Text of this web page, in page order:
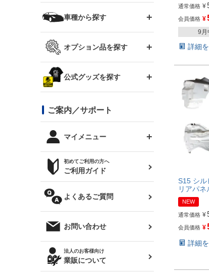
レーシングライン
アタックライン
ストリームライン
スタイリッシュライン
GTウイング
リアウイング
ルーフウイング
ボンネット
カナード
外装・補修パーツ
オリジンアーム(足回り)
レンズ
マフラー
ボンネット
フェンダー
サイドパーツ
リアウイング
リアゲート
メンテナンスパーツ
RUGGER MODEL
GROUND MODEL
PHANTOM LIP
DTM:exclusive
スムージングバンパー
ワイパーガード
内装パーツ
DAYTONA-RS NEO
まつど家 鉄漢
まつど家 鉄心
まつど家 鉄八
車種から探す
トヨタ
JZX110 マークⅡ
ハイエース
レビン
トレノ
マークX
シルビア S13
シルビア S14 前期
シルビア S15
180SX
ワンビア
スズキ
RX-7
スバル
BRZ
レクサス
三菱
デリカ D:5
軽自動車
汎用
オプション品を探す
GTウイング用ラダー
コンバットアイ用ライト
オプションタイヤ
サマータイヤ
ジムニー用タイヤ
ハイエース・バン用タイ
ホイールナット
公式グッズを探す
ステッカー
トップス(半袖)
トップス(長袖)
パーカー
オーバーオール(つなぎ)
タオル
ご案内／サポート
マイメニュー
ログインする
お気に入りリスト
クーポンを見る
閲覧履歴
ニュースレターお申し込み
初めてご利用の方へ
ご利用ガイド
よくあるご質問
お問い合わせ
法人のお客様向け
業販について
通常価格 ¥
会員価格 ¥
9月
詳細
S15 シル
リアパネ
NEW
通常価格 ¥
会員価格 ¥
詳細